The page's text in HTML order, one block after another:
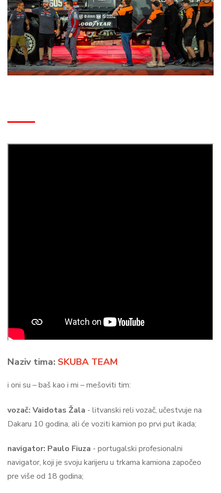
Naziv tima: SKUBA TEAM
i oni su – baš kao i mi – mešoviti tim:
vozač: Vaidotas Žala - litvanski reli vozač, učestvuje na
Dakaru 10 godina, ali će voziti kamion po prvi put ikada;
navigator: Paulo Fiuza - portugalski profesionalni
navigator, koji je svoju karijeru u trkama kamiona započeo
pre više od 18 godina;